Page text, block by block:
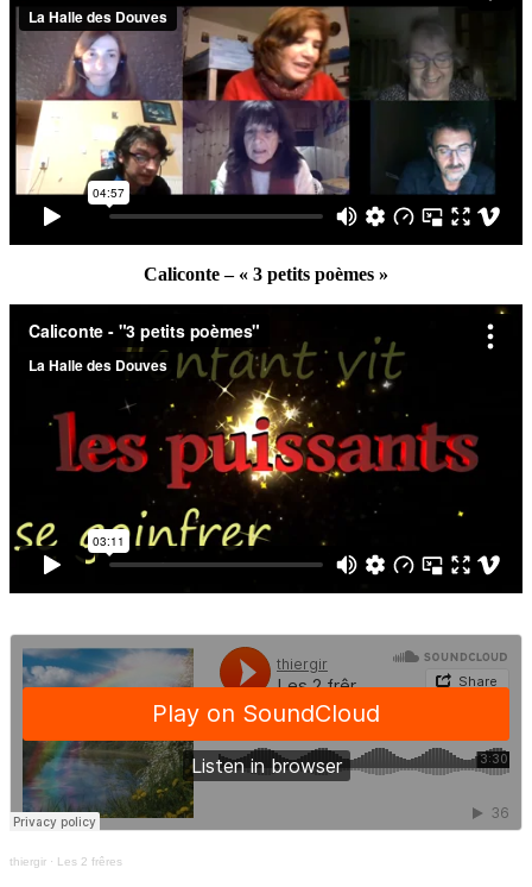
Caliconte – « 3 petits poèmes »
thiergir · Les 2 frêres